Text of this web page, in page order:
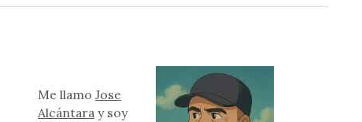
Me llamoJose
Alcántara y soy